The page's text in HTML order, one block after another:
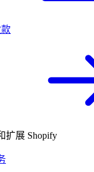
扩展 Shopify